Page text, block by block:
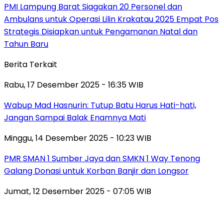
PMI Lampung Barat Siagakan 20 Personel dan
Ambulans untuk Operasi Lilin Krakatau 2025 Empat Pos
Strategis Disiapkan untuk Pengamanan Natal dan
Tahun Baru
Berita Terkait
Rabu, 17 Desember 2025 - 16:35 WIB
Wabup Mad Hasnurin: Tutup Batu Harus Hati-hati,
Jangan Sampai Balak Enamnya Mati
Minggu, 14 Desember 2025 - 10:23 WIB
PMR SMAN 1 Sumber Jaya dan SMKN 1 Way Tenong
Galang Donasi untuk Korban Banjir dan Longsor
Jumat, 12 Desember 2025 - 07:05 WIB